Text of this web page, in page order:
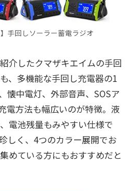
】手回しソーラー蓄電ラジオ
介したクマザキエイムの手回
、多機能な手回し充電器の1
懐中電灯、外部音声、SOSア
電方法も幅広いのが特徴。液
電池残量もみやすい仕様で
しく、4つのカラー展開でお
めている方にもおすすめだと